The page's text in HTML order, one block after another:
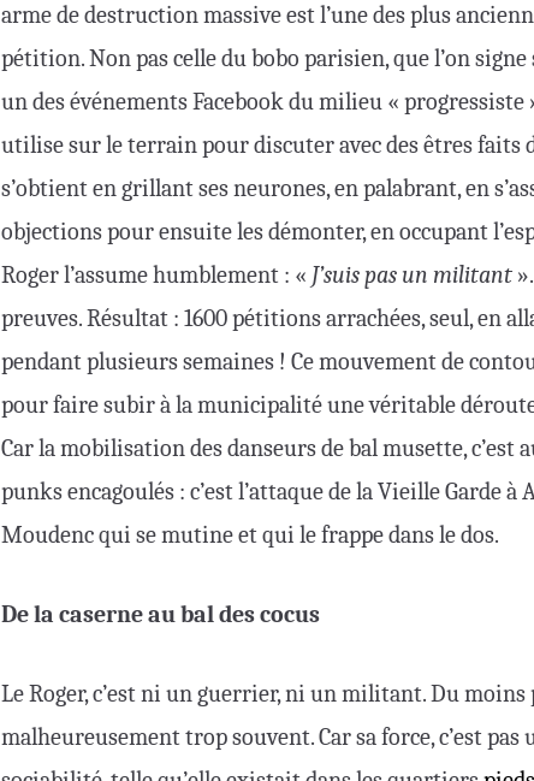
arme de destruction massive est l’une des plus
pétition. Non pas celle du bobo parisien, que l’on
un des événements Facebook du milieu « progressiste
utilise sur le terrain pour discuter avec des êtres faits
s’obtient en grillant ses neurones, en palabrant, en
objections pour ensuite les démonter, en occupant
Roger l’assume humblement : « J’suis pas un militant
preuves. Résultat : 1600 pétitions arrachées, seul, en
pendant plusieurs semaines ! Ce mouvement de
pour faire subir à la municipalité une véritable
Car la mobilisation des danseurs de bal musette, c’est
punks encagoulés : c’est l’attaque de la Vieille Garde
Moudenc qui se mutine et qui le frappe dans le dos.
De la caserne au bal des cocus
Le Roger, c’est ni un guerrier, ni un militant. Du moins
malheureusement trop souvent. Car sa force, c’est